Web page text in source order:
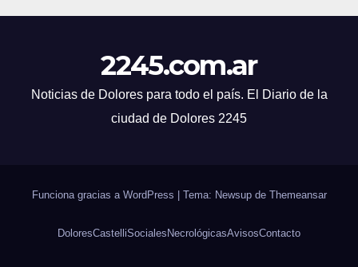
2245.com.ar
Noticias de Dolores para todo el país. El Diario de la
ciudad de Dolores 2245
Funciona gracias a WordPress Tema: Newsup de Themeansar
DoloresCastelliSociales NecrológicasAvisosContacto